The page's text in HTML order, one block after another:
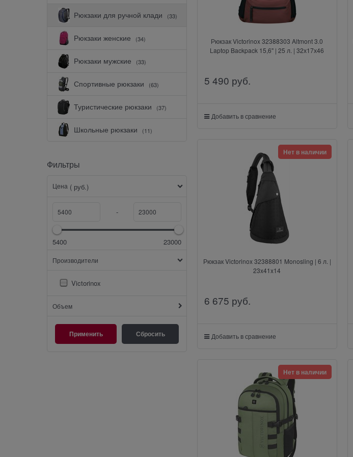
Рюкзаки для ручной клади (33)
Рюкзаки женские (34)
Рюкзаки мужские (33)
Спортивные рюкзаки (63)
Туристические рюкзаки (37)
Школьные рюкзаки (11)
Фильтры
Цена ( руб.)
-
5400 23000
Производители
Victorinox
Объем
Рюкзак Victorinox 32388303 Altmont 3.0
Laptop Backpack 15,6" | 25 л. | 32х17х46
5 490 руб.
Добавить в сравнение
Рюкзак Victorinox 32388801 Monosling | 6 л. |
23x41x14
Нет в наличии
6 675 руб.
Добавить в сравнение
Нет в наличии